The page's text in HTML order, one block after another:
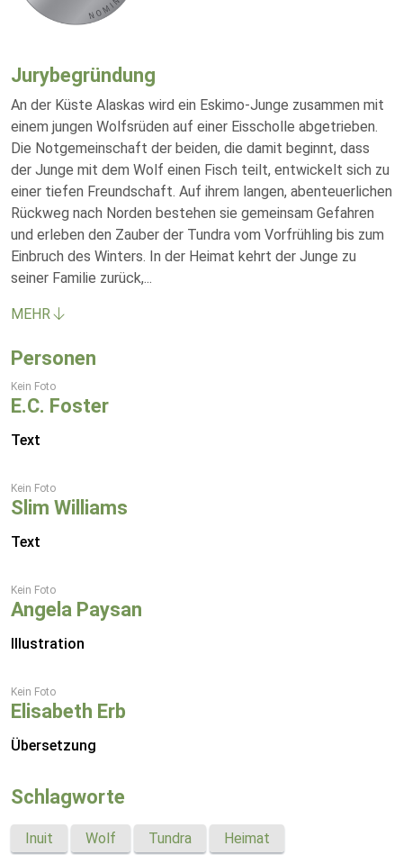
Jurybegründung
An der Küste Alaskas wird ein Eskimo-Junge zusammen mit
einem jungen Wolfsrüden auf einer Eisscholle abgetrieben.
Die Notgemeinschaft der beiden, die damit beginnt, dass
der Junge mit dem Wolf einen Fisch teilt, entwickelt sich zu
einer tiefen Freundschaft. Auf ihrem langen, abenteuerlichen
Rückweg nach Norden bestehen sie gemeinsam Gefahren
und erleben den Zauber der Tundra vom Vorfrühling bis zum
Einbruch des Winters. In der Heimat kehrt der Junge zu
seiner Familie zurück,...
MEHR
Personen
Kein Foto
E.C. Foster
Text
Kein Foto
Slim Williams
Text
Kein Foto
Angela Paysan
Illustration
Kein Foto
Elisabeth Erb
Übersetzung
Schlagworte
Inuit Wolf Tundra Heimat